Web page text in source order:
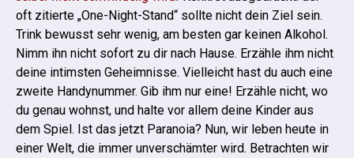
oft zitierte „One-Night-Stand“ sollte nicht dein Ziel sein.
Trink bewusst sehr wenig, am besten gar keinen Alkohol.
Nimm ihn nicht sofort zu dir nach Hause. Erzähle ihm nicht
deine intimsten Geheimnisse. Vielleicht hast du auch eine
zweite Handynummer. Gib ihm nur eine! Erzähle nicht, wo
du genau wohnst, und halte vor allem deine Kinder aus
dem Spiel. Ist das jetzt Paranoia? Nun, wir leben heute in
einer Welt, die immer unverschämter wird. Betrachten wir